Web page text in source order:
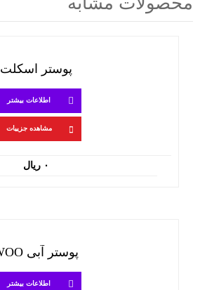
پوستر اسکلت
اطلاعات بیشتر
مشاهده جزییات
۰ ریال
پوستر آبی WOO
اطلاعات بیشتر